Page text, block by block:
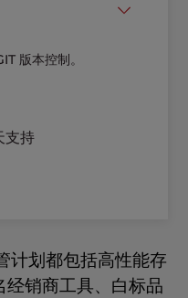
邮件
版本控制。
支持
划都包括高性能存
销商工具、白标品